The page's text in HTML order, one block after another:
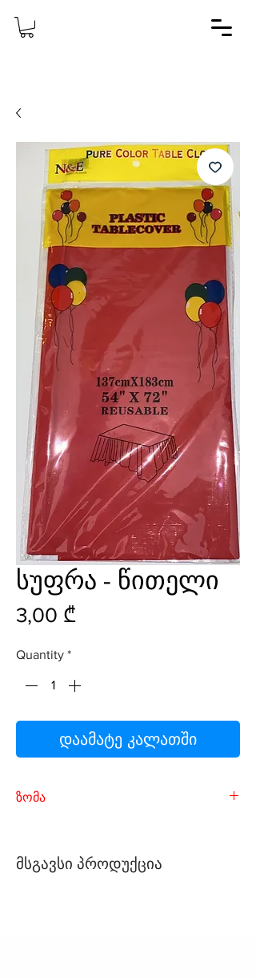
სუფრა - წითელი
3,00 ₾
Quantity *
დაამატე კალათში
ზომა
მსგავსი პროდუქცია